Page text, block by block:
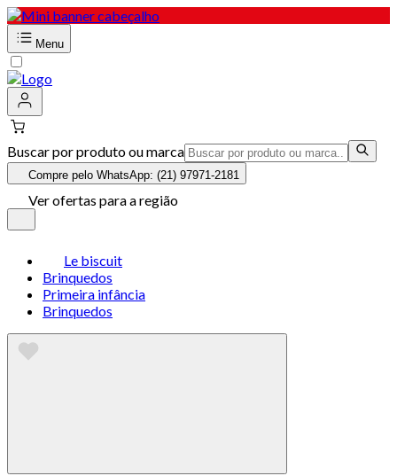
Menu
Buscar por produto ou marca
Compre pelo WhatsApp: (21) 97971-2181
Ver ofertas para a região
Le biscuit
Brinquedos
Primeira infância
Brinquedos